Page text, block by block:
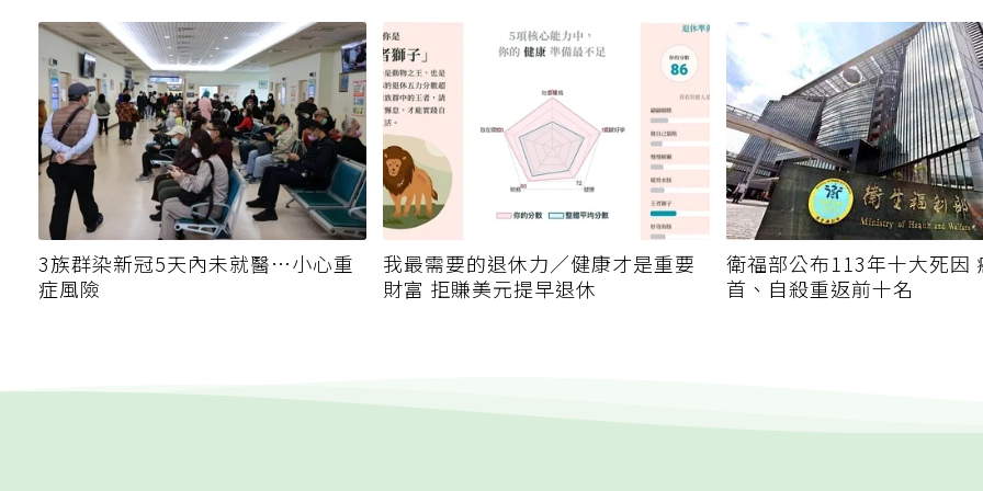
3族群染新冠5天內未就醫…小心重
症風險
我最需要的退休力／健康才是重要
財富 拒賺美元提早退休
衛福部公布113年十大死因
首、自殺重返前十名